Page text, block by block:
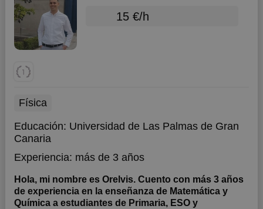
15 €/h
Física
Educación: Universidad de Las Palmas de Gran
Canaria
Experiencia: más de 3 años
Hola, mi nombre es Orelvis. Cuento con más 3 años
de experiencia en la enseñanza de Matemática y
Química a estudiantes de Primaria, ESO y